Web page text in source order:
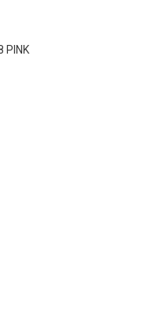
PINK